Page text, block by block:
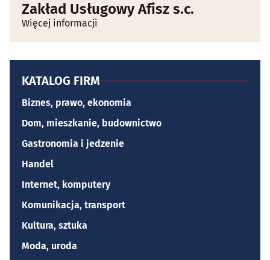
Zakład Usługowy Afisz s.c.
Więcej informacji
KATALOG FIRM
Biznes, prawo, ekonomia
Dom, mieszkanie, budownictwo
Gastronomia i jedzenie
Handel
Internet, komputery
Komunikacja, transport
Kultura, sztuka
Moda, uroda